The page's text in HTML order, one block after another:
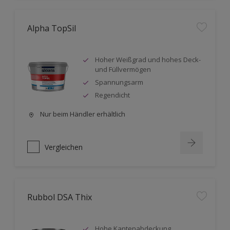
Alpha TopSil
Hoher Weißgrad und hohes Deck-
und Füllvermögen
Spannungsarm
Regendicht
Nur beim Händler erhältlich
Vergleichen
Rubbol DSA Thix